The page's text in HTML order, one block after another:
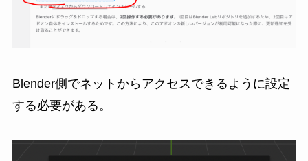
Blender側でネットからアクセスできるように設定
する必要がある。